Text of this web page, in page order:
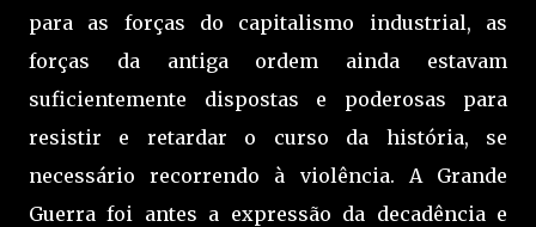
para as forças do capitalismo industrial, as
forças da antiga ordem ainda estavam
suficientemente dispostas e poderosas para
resistir e retardar o curso da história, se
necessário recorrendo à violência. A Grande
Guerra foi antes a expressão da decadência e